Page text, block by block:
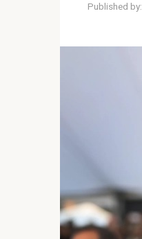
Published by: